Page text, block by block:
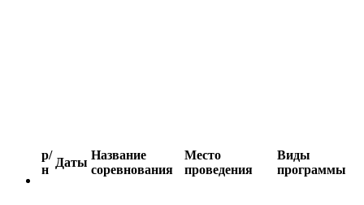
р/
н
Даты
Название
соревнования
Место
проведения
Виды
программы